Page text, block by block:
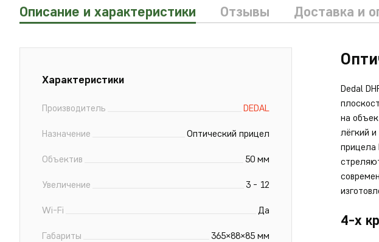
Описание и характеристики Отзывы Доставка и
Xарактеристики
Производитель DEDAL
Назначение Оптический прицел
Объектив 50 мм
Увеличение 3 - 12
Wi-Fi Да
Габариты 365×88×85 мм
Dedal
на
лёгкий
прицела
4-х